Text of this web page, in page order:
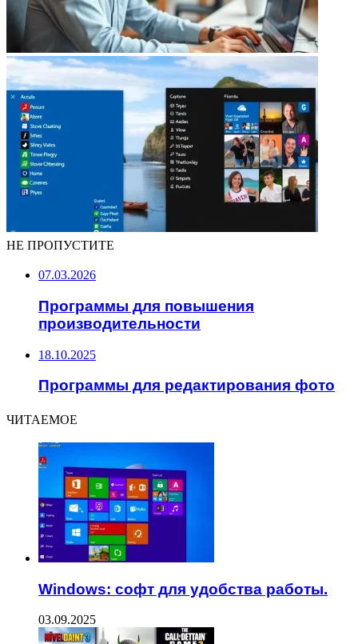
НЕ ПРОПУСТИТЕ
07.03.2026
Программы для повышения
производительности
18.10.2025
Программы для редактирования фото
ЧИТАЕМОЕ
Windows: софт для удобства работы.
03.09.2025